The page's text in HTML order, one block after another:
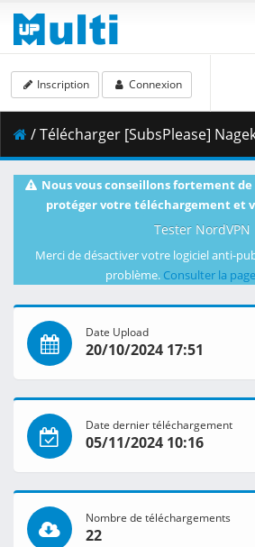
Inscription Connexion
/ Télécharger [SubsPlease] Nageki no Bourei wa Intai shitai - 04 (1080p)
Nous vous conseillons fortement
protéger votre téléchargement et
Tester NordVPN
Merci de désactiver votre logiciel anti-
problème. Consulter la
Date Upload
20/10/2024 17:51
Date dernier téléchargement
05/11/2024 10:16
Nombre de téléchargements
22